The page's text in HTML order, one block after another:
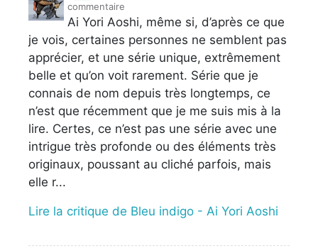
commentaire
Ai Yori Aoshi, même si, d’après ce que
je vois, certaines personnes ne semblent pas
apprécier, et une série unique, extrêmement
belle et qu’on voit rarement. Série que je
connais de nom depuis très longtemps, ce
n’est que récemment que je me suis mis à la
lire. Certes, ce n’est pas une série avec une
intrigue très profonde ou des éléments très
originaux, poussant au cliché parfois, mais
elle r...
Lire la critique de Bleu indigo - Ai Yori Aoshi